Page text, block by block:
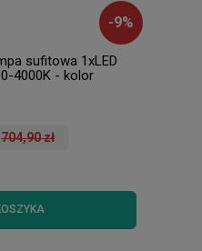
-9%
sufitowa 1xLED
4000K - kolor
704,90 zł